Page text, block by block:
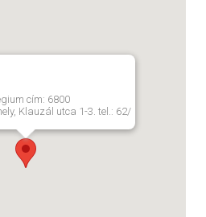
cím: 6800
Klauzál utca 1-3. tel.: 62/